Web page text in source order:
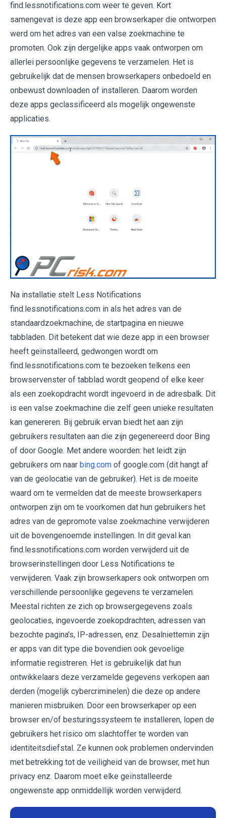
find.lessnotifications.com weer te geven. Kort
samengevat is deze app een browserkaper die ontworpen
werd om het adres van een valse zoekmachine te
promoten. Ook zijn dergelijke apps vaak ontworpen om
allerlei persoonlijke gegevens te verzamelen. Het is
gebruikelijk dat de mensen browserkapers onbedoeld en
onbewust downloaden of installeren. Daarom worden
deze apps geclassificeerd als mogelijk ongewenste
applicaties.
Na installatie stelt Less Notifications
find.lessnotifications.com in als het adres van de
standaardzoekmachine, de startpagina en nieuwe
tabbladen. Dit betekent dat wie deze app in een browser
heeft geïnstalleerd, gedwongen wordt om
find.lessnotifications.com te bezoeken telkens een
browservenster of tabblad wordt geopend of elke keer
als een zoekopdracht wordt ingevoerd in de adresbalk. Dit
is een valse zoekmachine die zelf geen unieke resultaten
kan genereren. Bij gebruik ervan biedt het aan zijn
gebruikers resultaten aan die zijn gegenereerd door Bing
of door Google. Met andere woorden: het leidt zijn
gebruikers om naar bing.com of google.com (dit hangt af
van de geolocatie van de gebruiker). Het is de moeite
waard om te vermelden dat de meeste browserkapers
ontworpen zijn om te voorkomen dat hun gebruikers het
adres van de gepromote valse zoekmachine verwijderen
uit de bovengenoemde instellingen. In dit geval kan
find.lessnotifications.com worden verwijderd uit de
browserinstellingen door Less Notifications te
verwijderen. Vaak zijn browserkapers ook ontworpen om
verschillende persoonlijke gegevens te verzamelen.
Meestal richten ze zich op browsergegevens zoals
geolocaties, ingevoerde zoekopdrachten, adressen van
bezochte pagina's, IP-adressen, enz. Desalniettemin zijn
er apps van dit type die bovendien ook gevoelige
informatie registreren. Het is gebruikelijk dat hun
ontwikkelaars deze verzamelde gegevens verkopen aan
derden (mogelijk cybercriminelen) die deze op andere
manieren misbruiken. Door een browserkaper op een
browser en/of besturingssysteem te installeren, lopen de
gebruikers het risico om slachtoffer te worden van
identiteitsdiefstal. Ze kunnen ook problemen ondervinden
met betrekking tot de veiligheid van de browser, met hun
privacy enz. Daarom moet elke geïnstalleerde
ongewenste app onmiddellijk worden verwijderd.